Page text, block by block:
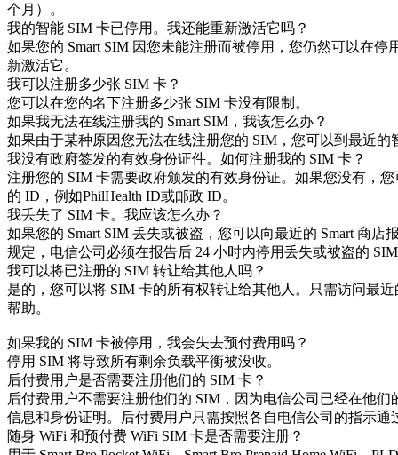
个月）。
我的智能 SIM 卡已停用。我还能重新激活它吗？
如果您的 Smart SIM 因您未能注册而被停用，您仍然可以在停
新激活它。
我可以注册多少张 SIM 卡？
您可以在您的名下注册多少张 SIM 卡没有限制。
如果我无法在线注册我的 Smart SIM，我该怎么办？
如果由于某种原因您无法在线注册您的 SIM，您可以到最近的
我没有政府签发的有效身份证件。如何注册我的 SIM 卡？
注册您的 SIM 卡需要政府颁发的有效身份证。如果您没有，
的 ID，例如PhilHealth ID或邮政 ID。
我丢失了 SIM 卡。我应该怎么办？
如果您的 Smart SIM 丢失或被盗，您可以向最近的 Smart 商店
规定，电信公司必须在报告后 24 小时内停用丢失或被盗的
我可以将已注册的 SIM 转让给其他人吗？
是的，您可以将 SIM 卡的所有权转让给其他人。只需访问最近
帮助。
如果我的 SIM 卡被停用，我会失去预付费用吗？
停用 SIM 将导致所有剩余负载平衡被没收。
后付费用户是否需要注册他们的 SIM 卡？
后付费用户不需要注册他们的 SIM，因为电信公司已经在他们
信息和身份证明。后付费用户只需按照各自电信公司的指示通
随身 WiFi 和预付费 WiFi SIM 卡是否需要注册？